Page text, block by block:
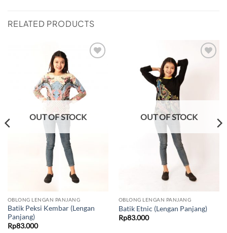
RELATED PRODUCTS
OUT OF STOCK
OBLONG LENGAN PANJANG
Batik Peksi Kembar (Lengan
Panjang)
Rp83.000
OUT OF STOCK
OBLONG LENGAN PANJANG
Batik Etnic (Lengan Panjang)
Rp83.000